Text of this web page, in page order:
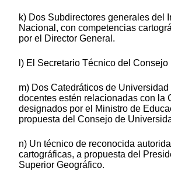
k) Dos Subdirectores generales del
Nacional, con competencias
por el Director General.
l) El Secretario Técnico del
m) Dos Catedráticos de
docentes estén relacionadas con la
designados por el Ministro de
propuesta del Consejo de
n) Un técnico de reconocida
cartográficas, a propuesta del
Superior Geográfico.